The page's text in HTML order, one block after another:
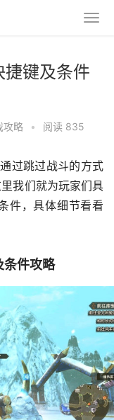
键及条件
攻略 • 阅读 835
过跳过战斗的方式
我们就为玩家们具
件，具体细节看看
条件攻略